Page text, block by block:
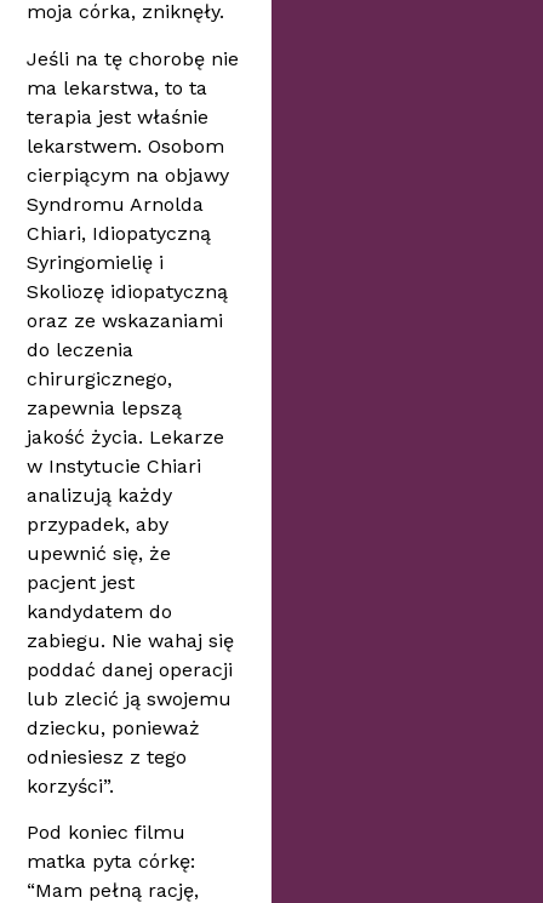
moja córka, zniknęły.
Jeśli na tę chorobę nie
ma lekarstwa, to ta
terapia jest właśnie
lekarstwem. Osobom
cierpiącym na objawy
Syndromu Arnolda
Chiari, Idiopatyczną
Syringomielię i
Skoliozę idiopatyczną
oraz ze wskazaniami
do leczenia
chirurgicznego,
zapewnia lepszą
jakość życia. Lekarze
w Instytucie Chiari
analizują każdy
przypadek, aby
upewnić się, że
pacjent jest
kandydatem do
zabiegu. Nie wahaj się
poddać danej operacji
lub zlecić ją swojemu
dziecku, ponieważ
odniesiesz z tego
korzyści”.
Pod koniec filmu
matka pyta córkę:
“Mam pełną rację,